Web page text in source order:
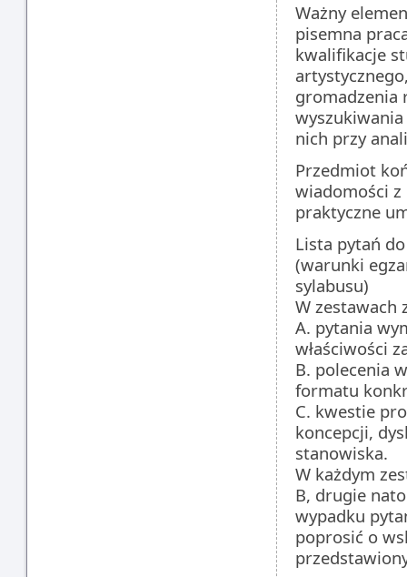
Ważny
pisemna
kwalifikacje
gromadzenia
nich przy
Przedmiot
wiadomości
praktyczne
Lista pytań
(warunki
sylabusu)
W zestawach
A. pytania
właściwości
B. polecenia
formatu
C. kwestie
koncepcji,
stanowiska.
W każdym
B, drugie
wypadku
poprosić o